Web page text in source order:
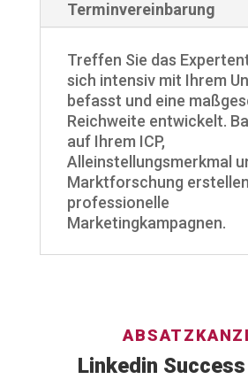
Terminvereinbarung
Treffen Sie das
sich intensiv mit Ihrem
befasst und eine
Reichweite entwickelt.
auf Ihrem ICP,
Alleinstellungsmerkmal
Marktforschung
professionelle
Marketingkampagnen.
Linkedin